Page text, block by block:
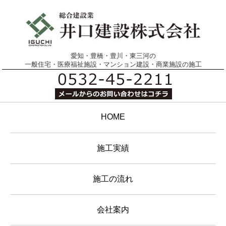
愛知・豊橋・豊川・東三河の
一般住宅・医療福祉施設・マンション建設・商業施設の施工
HOME
施工実績
施工の流れ
会社案内